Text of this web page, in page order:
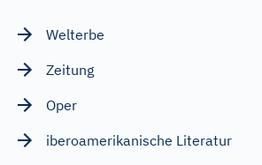
Welterbe
Zeitung
Oper
iberoamerikanische Literatur